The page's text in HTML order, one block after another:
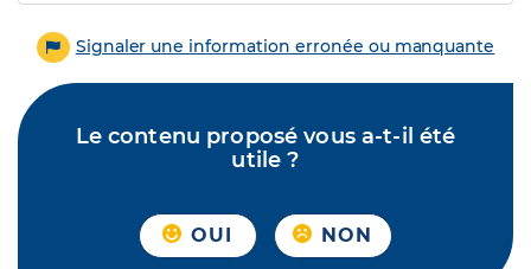
Signaler une information erronée ou manquante
Le contenu proposé vous a-t-il été
utile ?
OUI NON